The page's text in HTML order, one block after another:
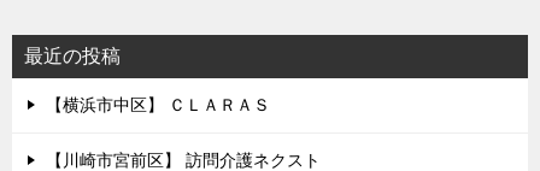
最近の投稿
【横浜市中区】 ＣＬＡＲＡＳ
【川崎市宮前区】 訪問介護ネクスト